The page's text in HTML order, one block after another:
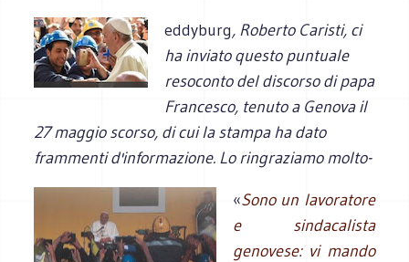
eddyburg, Roberto Caristi, ci
ha inviato questo puntuale
resoconto del discorso di papa
Francesco, tenuto a Genova il
27 maggio scorso, di cui la stampa ha dato
frammenti d'informazione. Lo ringraziamo molto-
«Sono un lavoratore
e sindacalista
genovese: vi mando